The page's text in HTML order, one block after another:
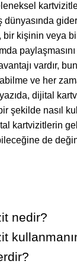
dünyasında
bir kişinin veya
vardır,
ve her
dijital
şekilde nasıl
kartvizitlerin
de
nedir?